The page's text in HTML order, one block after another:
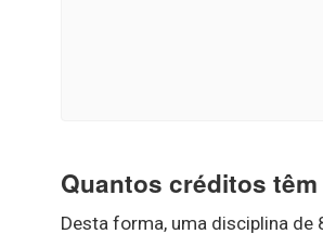
Quantos créditos
Desta forma, uma disciplina de